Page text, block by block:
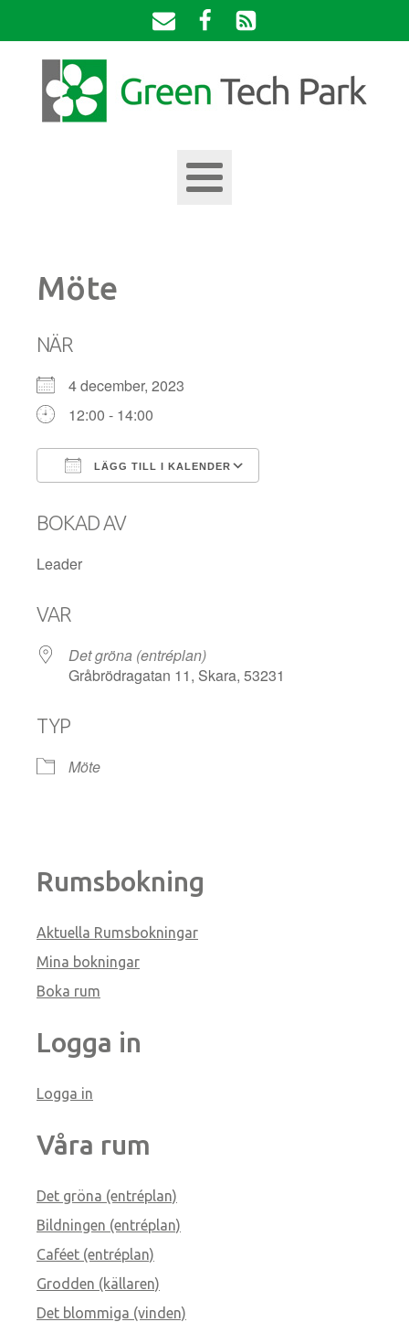
Möte
NÄR
4 december, 2023
12:00 - 14:00
LÄGG TILL I KALENDER
BOKAD AV
Leader
VAR
Det gröna (entréplan)
Gråbrödragatan 11, Skara, 53231
TYP
Möte
Rumsbokning
Aktuella Rumsbokningar
Mina bokningar
Boka rum
Logga in
Logga in
Våra rum
Det gröna (entréplan)
Bildningen (entréplan)
Caféet (entréplan)
Grodden (källaren)
Det blommiga (vinden)